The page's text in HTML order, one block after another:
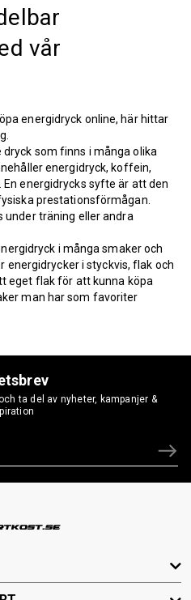
vår
energidryck online, här hittar
dryck som finns i många olika
energidryck, koffein,
energidrycks syfte är att den
prestationsförmågan.
under träning eller andra
i många smaker och
energidrycker i styckvis, flak och
eget flak för att kunna köpa
man har som favoriter
ta del av nyheter, kampanjer &